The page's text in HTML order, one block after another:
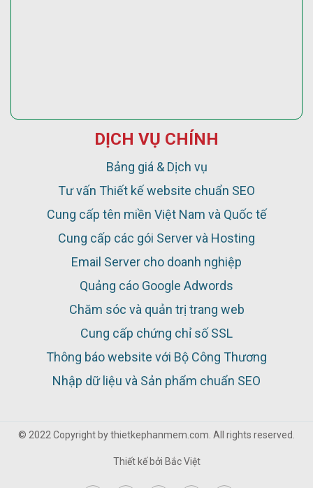
DỊCH VỤ CHÍNH
Bảng giá & Dịch vụ
Tư vấn Thiết kế website chuẩn SEO
Cung cấp tên miền Việt Nam và Quốc tế
Cung cấp các gói Server và Hosting
Email Server cho doanh nghiệp
Quảng cáo Google Adwords
Chăm sóc và quản trị trang web
Cung cấp chứng chỉ số SSL
Thông báo website với Bộ Công Thương
Nhập dữ liệu và Sản phẩm chuẩn SEO
© 2022 Copyright by thietkephanmem.com. All rights reserved.
Thiết kế bởi Bắc Việt